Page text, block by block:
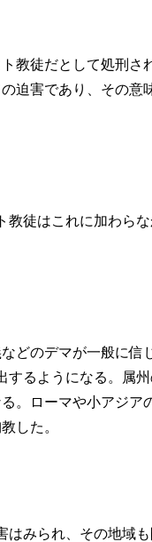
教徒だとして処刑
迫害であり、その意
教徒はこれに加わら
どのデマが一般に
るようになる。属
。ローマや小アジ
した。
はみられ、その地域